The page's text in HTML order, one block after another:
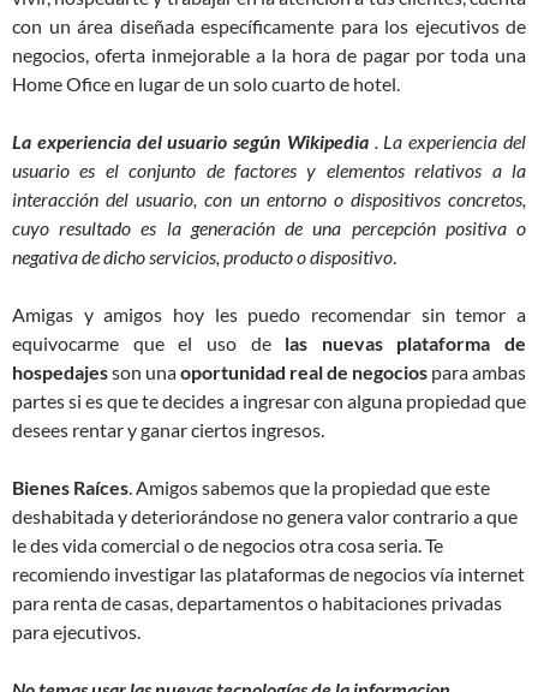
con un área diseñada específicamente para los ejecutivos de
negocios, oferta inmejorable a la hora de pagar por toda una
Home Ofice en lugar de un solo cuarto de hotel.
La experiencia del usuario según Wikipedia. La experiencia del
usuario es el conjunto de factores y elementos relativos a la
interacción del usuario, con un entorno o dispositivos concretos,
cuyo resultado es la generación de una percepción positiva o
negativa de dicho servicios, producto o dispositivo
Amigas y amigos hoy les puedo recomendar sin temor a
equivocarme que el uso de las nuevas plataforma de
hospedajesson unaoportunidad real de negocios para ambas
partes si es que te decides a ingresar con alguna propiedad que
desees rentar y ganar ciertos ingresos.
Bienes Raíces . Amigos sabemos que la propiedad que este
deshabitada y deteriorándose no genera valor contrario a que
le des vida comercial o de negocios otra cosa seria. Te
recomiendo investigar las plataformas de negocios vía internet
para renta de casas, departamentos o habitaciones privadas
para ejecutivos.